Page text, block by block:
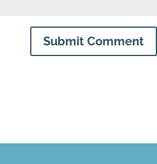
Submit Comment